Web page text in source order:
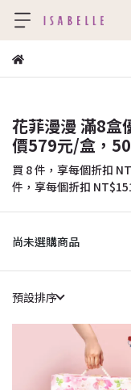
花菲漫漫 滿8盒
價579元/盒，
買 8 件， 享每個折扣
件， 享每個折扣
尚未選購商品
預設排序